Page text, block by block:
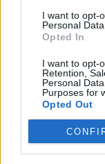
I want to opt-
Personal
Opted In
I want to opt-
Retention,
Personal
Purposes for
Opted Out
Vlom v
Sinoči smo bili
na Teharjih